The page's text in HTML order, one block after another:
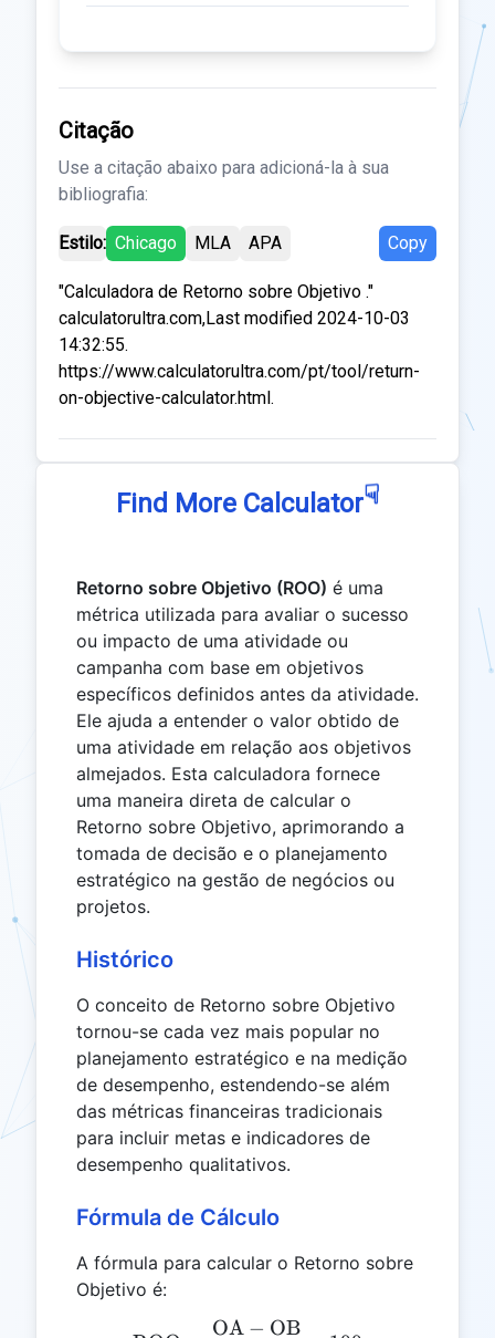
Citação
Use a citação abaixo para adicioná-la à sua
bibliografia:
Estilo: Chicago MLA APA Copy
"Calculadora de Retorno sobre Objetivo ."
calculatorultra.com,Last modified 2024-10-03
14:32:55.
https://www.calculatorultra.com/pt/tool/return-
on-objective-calculator.html.
Find More Calculator☟
Retorno sobre Objetivo (ROO) é uma
métrica utilizada para avaliar o sucesso
ou impacto de uma atividade ou
campanha com base em objetivos
específicos definidos antes da atividade.
Ele ajuda a entender o valor obtido de
uma atividade em relação aos objetivos
almejados. Esta calculadora fornece
uma maneira direta de calcular o
Retorno sobre Objetivo, aprimorando a
tomada de decisão e o planejamento
estratégico na gestão de negócios ou
projetos.
Histórico
O conceito de Retorno sobre Objetivo
tornou-se cada vez mais popular no
planejamento estratégico e na medição
de desempenho, estendendo-se além
das métricas financeiras tradicionais
para incluir metas e indicadores de
desempenho qualitativos.
Fórmula de Cálculo
A fórmula para calcular o Retorno sobre
Objetivo é:
\text{ROO} =
OA − OB